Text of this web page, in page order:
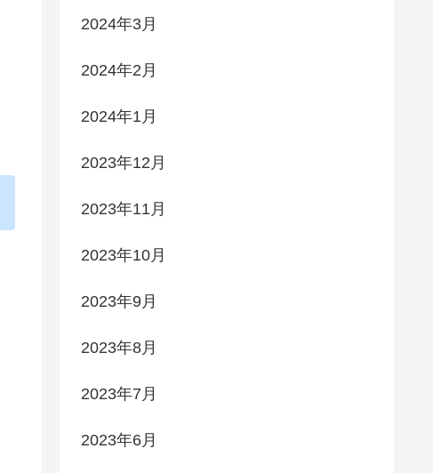
2024年3月
2024年2月
2024年1月
2023年12月
2023年11月
2023年10月
2023年9月
2023年8月
2023年7月
2023年6月